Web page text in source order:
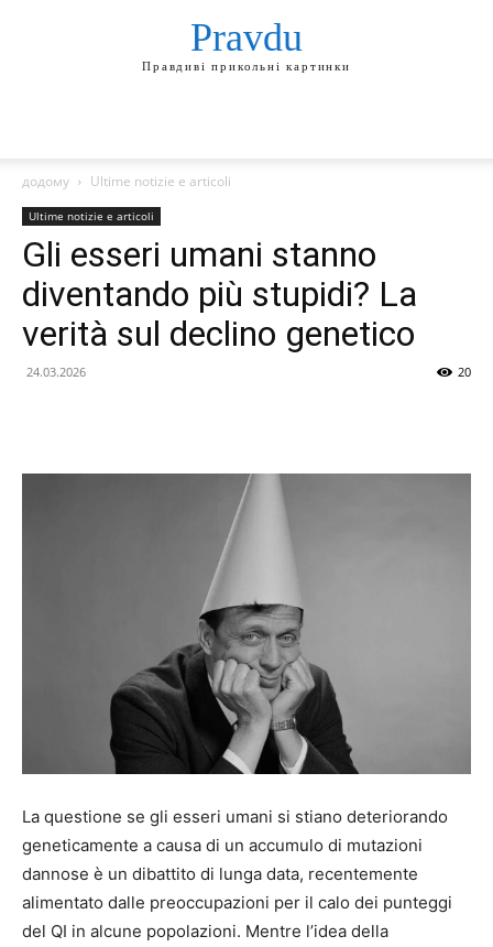
Pravdu
Правдиві прикольні картинки
додому Ultime notizie e articoli
Ultime notizie e articoli
Gli esseri umani stanno
diventando più stupidi? La
verità sul declino genetico
24.03.2026 20
La questione se gli esseri umani si stiano deteriorando
geneticamente a causa di un accumulo di mutazioni
dannose è un dibattito di lunga data, recentemente
alimentato dalle preoccupazioni per il calo dei punteggi
del QI in alcune popolazioni. Mentre l’idea della